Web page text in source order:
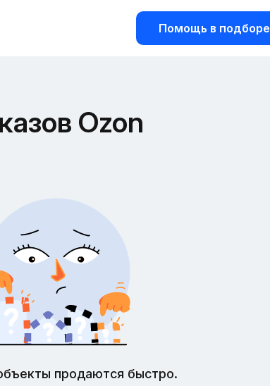
Помощь в подборе
Ozon
продаются быстро.